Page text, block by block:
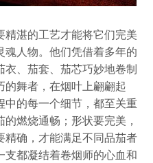
湛的工艺才能将它们完美
人物。他们凭借着多年的
、茄套、茄芯巧妙地卷制
舞者，在烟叶上翩翩起
的每一个细节，都至关重
燃烧通畅；形状要完美，
确，才能满足不同品茄者
都凝结着卷烟师的心血和